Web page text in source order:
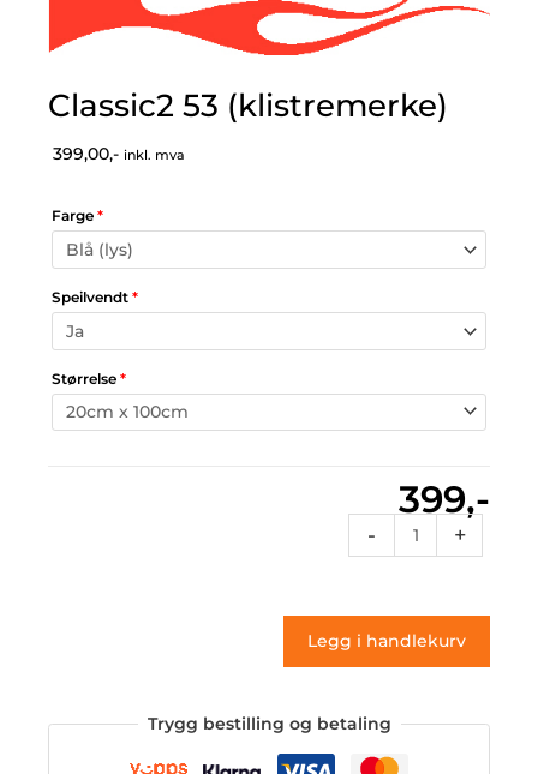
Classic2 53 (klistremerke)
399,00,- inkl. mva
Farge *
Speilvendt *
Størrelse *
399,-
-
Classic2
53
antall
+
Legg i handlekurv
Trygg bestilling og betaling